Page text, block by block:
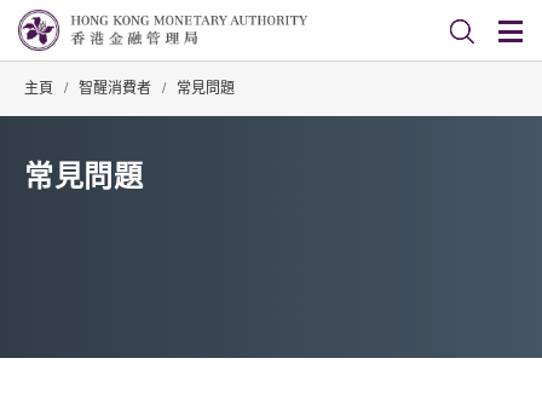
主頁 / 智醒消費者 / 常見問題
常見問題